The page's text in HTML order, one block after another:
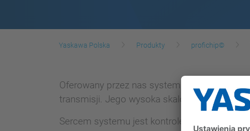
Yaskawa Polska Produkty profichip©
Oferowany przez nas system stanowi
transmisji. Jego wysoka skalowalność
Sercem systemu jest kontroler ANTAIOS